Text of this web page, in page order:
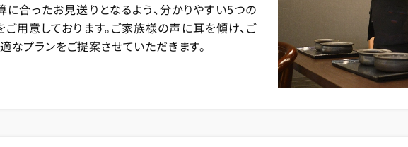
に合ったお見送りとなるよう、分かりやすい5つの
ご用意しております。ご家族様の声に耳を傾け、ご
なプランをご提案させていただきます。